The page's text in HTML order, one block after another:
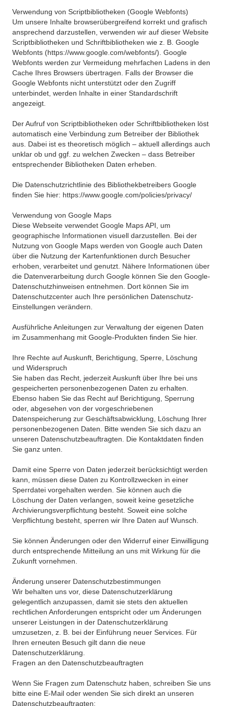
Verwendung von Scriptbibliotheken (Google Webfonts)
Um unsere Inhalte browserübergreifend korrekt und grafisch
ansprechend darzustellen, verwenden wir auf dieser Website
Scriptbibliotheken und Schriftbibliotheken wie z. B. Google
Webfonts (https://www.google.com/webfonts/). Google
Webfonts werden zur Vermeidung mehrfachen Ladens in den
Cache Ihres Browsers übertragen. Falls der Browser die
Google Webfonts nicht unterstützt oder den Zugriff
unterbindet, werden Inhalte in einer Standardschrift
angezeigt.
Der Aufruf von Scriptbibliotheken oder Schriftbibliotheken löst
automatisch eine Verbindung zum Betreiber der Bibliothek
aus. Dabei ist es theoretisch möglich – aktuell allerdings auch
unklar ob und ggf. zu welchen Zwecken – dass Betreiber
entsprechender Bibliotheken Daten erheben.
Die Datenschutzrichtlinie des Bibliothekbetreibers Google
finden Sie hier: https://www.google.com/policies/privacy/
Verwendung von Google Maps
Diese Webseite verwendet Google Maps API, um
geographische Informationen visuell darzustellen. Bei der
Nutzung von Google Maps werden von Google auch Daten
über die Nutzung der Kartenfunktionen durch Besucher
erhoben, verarbeitet und genutzt. Nähere Informationen über
die Datenverarbeitung durch Google können Sie den Google-
Datenschutzhinweisen entnehmen. Dort können Sie im
Datenschutzcenter auch Ihre persönlichen Datenschutz-
Einstellungen verändern.
Ausführliche Anleitungen zur Verwaltung der eigenen Daten
im Zusammenhang mit Google-Produkten finden Sie hier.
Ihre Rechte auf Auskunft, Berichtigung, Sperre, Löschung
und Widerspruch
Sie haben das Recht, jederzeit Auskunft über Ihre bei uns
gespeicherten personenbezogenen Daten zu erhalten.
Ebenso haben Sie das Recht auf Berichtigung, Sperrung
oder, abgesehen von der vorgeschriebenen
Datenspeicherung zur Geschäftsabwicklung, Löschung Ihrer
personenbezogenen Daten. Bitte wenden Sie sich dazu an
unseren Datenschutzbeauftragten. Die Kontaktdaten finden
Sie ganz unten.
Damit eine Sperre von Daten jederzeit berücksichtigt werden
kann, müssen diese Daten zu Kontrollzwecken in einer
Sperrdatei vorgehalten werden. Sie können auch die
Löschung der Daten verlangen, soweit keine gesetzliche
Archivierungsverpflichtung besteht. Soweit eine solche
Verpflichtung besteht, sperren wir Ihre Daten auf Wunsch.
Sie können Änderungen oder den Widerruf einer Einwilligung
durch entsprechende Mitteilung an uns mit Wirkung für die
Zukunft vornehmen.
Änderung unserer Datenschutzbestimmungen
Wir behalten uns vor, diese Datenschutzerklärung
gelegentlich anzupassen, damit sie stets den aktuellen
rechtlichen Anforderungen entspricht oder um Änderungen
unserer Leistungen in der Datenschutzerklärung
umzusetzen, z. B. bei der Einführung neuer Services. Für
Ihren erneuten Besuch gilt dann die neue
Datenschutzerklärung.
Fragen an den Datenschutzbeauftragten
Wenn Sie Fragen zum Datenschutz haben, schreiben Sie uns
bitte eine E-Mail oder wenden Sie sich direkt an unseren
Datenschutzbeauftragten: